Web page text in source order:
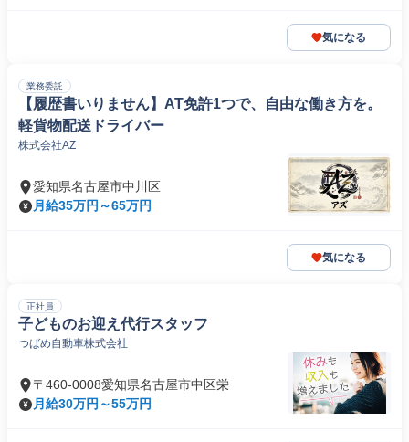
気になる
業務委託
【履歴書いりません】AT免許1つで、自由な働き方を。
軽貨物配送ドライバー
株式会社AZ
愛知県名古屋市中川区
月給35万円～65万円
気になる
正社員
子どものお迎え代行スタッフ
つばめ自動車株式会社
〒460-0008愛知県名古屋市中区栄
月給30万円～55万円